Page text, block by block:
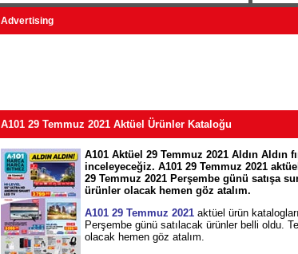
Advertising
A101 29 Temmuz 2021 Aktüel Ürünler Kataloğu
A101 Aktüel 29 Temmuz 2021 Aldın Aldın
inceleyeceğiz. A101 29 Temmuz 2021
29 Temmuz 2021 Perşembe günü satışa
ürünler olacak hemen göz atalım.
A101 29 Temmuz 2021aktüel ürün
Perşembe günü satılacak ürünler belli oldu.
olacak hemen göz atalım.